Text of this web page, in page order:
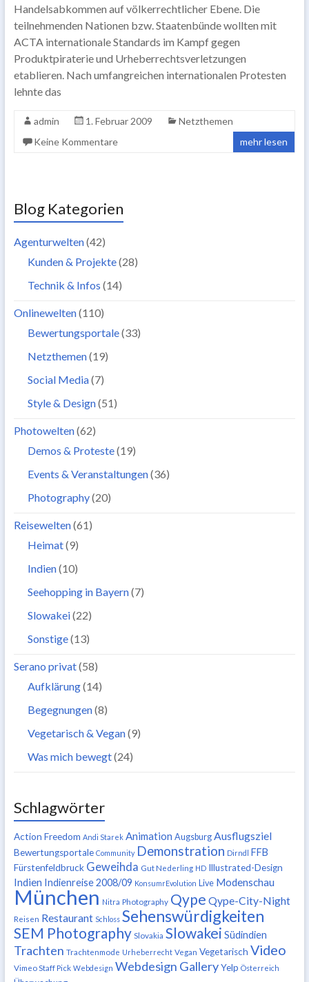
Handelsabkommen auf völkerrechtlicher Ebene. Die
teilnehmenden Nationen bzw. Staatenbünde wollten mit
ACTA internationale Standards im Kampf gegen
Produktpiraterie und Urheberrechtsverletzungen
etablieren. Nach umfangreichen internationalen Protesten
lehnte das
admin 1. Februar 2009
Netzthemen
Keine Kommentare
mehr lesen
Blog Kategorien
Agenturwelten(42)
Kunden & Projekte(28)
Technik & Infos (14)
Onlinewelten(110)
Bewertungsportale(33)
Netzthemen(19)
Social Media(7)
Style & Design(51)
Photowelten(62)
Demos & Proteste(19)
Events & Veranstaltungen(36)
Photography(20)
Reisewelten(61)
Heimat(9)
Indien(10)
Seehopping in Bayern(7)
Slowakei(22)
Sonstige(13)
Serano privat(58)
Aufklärung(14)
Begegnungen(8)
Vegetarisch & Vegan(9)
Was mich bewegt(24)
Schlagwörter
Action Freedom Andi Starek Animation Augsburg Ausflugsziel
Bewertungsportale Community Demonstration Dirndl FFB
Fürstenfeldbruck Geweihda Gut Nederling HD Illustrated-Design
Indien Indienreise 2008/09 KonsumrEvolution Live Modenschau
München Nitra Photography Qype Qype-City-Night
Reisen Restaurant Schloss Sehenswürdigkeiten
SEM Photography Slovakia Slowakei Südindien
Trachten Trachtenmode Urheberrecht Vegan Vegetarisch Video
Vimeo Staff Pick Webdesign Webdesign Gallery Yelp Österreich